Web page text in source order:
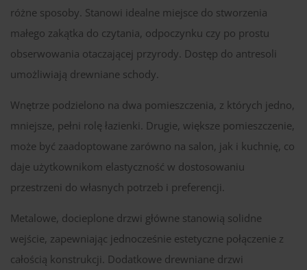
różne sposoby. Stanowi idealne miejsce do stworzenia
małego zakątka do czytania, odpoczynku czy po prostu
obserwowania otaczającej przyrody. Dostęp do antresoli
umożliwiają drewniane schody.
Wnętrze podzielono na dwa pomieszczenia, z których jedno,
mniejsze, pełni rolę łazienki. Drugie, większe pomieszczenie,
może być zaadoptowane zarówno na salon, jak i kuchnię, co
daje użytkownikom elastyczność w dostosowaniu
przestrzeni do własnych potrzeb i preferencji.
Metalowe, docieplone drzwi główne stanowią solidne
wejście, zapewniając jednocześnie estetyczne połączenie z
całością konstrukcji. Dodatkowe drewniane drzwi